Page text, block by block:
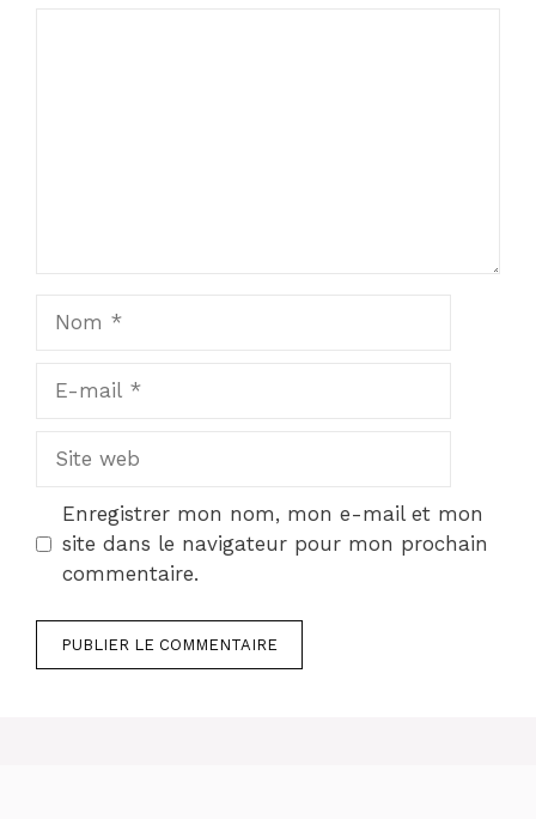
Site
Enregistrer mon nom, mon e-mail et mon
site dans le navigateur pour mon prochain
commentaire.